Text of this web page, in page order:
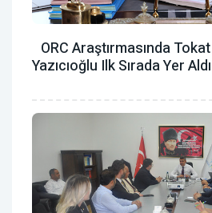
ORC Araştırmasında
Yazıcıoğlu Ilk Sırada Yer Aldı